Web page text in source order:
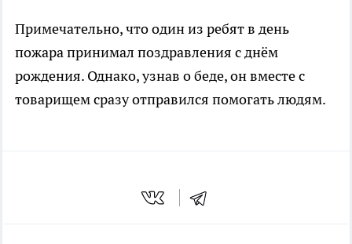
Примечательно, что один из ребят в день
пожара принимал поздравления с днём
рождения. Однако, узнав о беде, он вместе с
товарищем сразу отправился помогать людям.